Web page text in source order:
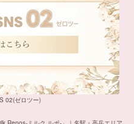
02(ゼロツー)